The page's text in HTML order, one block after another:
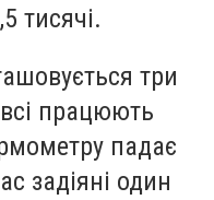
тисячі.
три
працюють
падає
задіяні один